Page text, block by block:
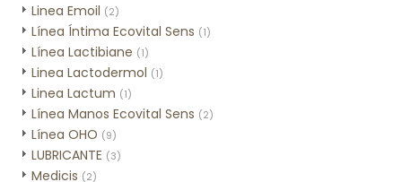
Linea Emoil (2)
Línea Íntima Ecovital Sens (1)
Línea Lactibiane (1)
Linea Lactodermol (1)
Linea Lactum (1)
Línea Manos Ecovital Sens (2)
Línea OHO (9)
LUBRICANTE (3)
Medicis (2)